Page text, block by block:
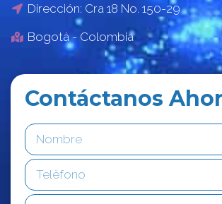
Dirección: Cra 18 No. 150-29
Bogotá - Colombia
Contáctanos